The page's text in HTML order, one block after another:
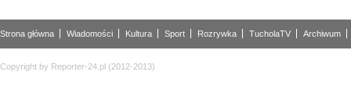
Strona główna Wiadomości Kultura Sport Rozrywka TucholaTV Archiwum
Copyright by Reporter-24.pl (2012-2013)